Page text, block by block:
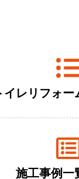
イレリフォ
施工事例一